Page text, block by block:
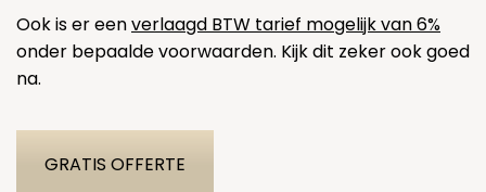
Ook is er eenverlaagd BTW tarief mogelijk van 6%
onder bepaalde voorwaarden. Kijk dit zeker ook goed
na.
GRATIS OFFERTE